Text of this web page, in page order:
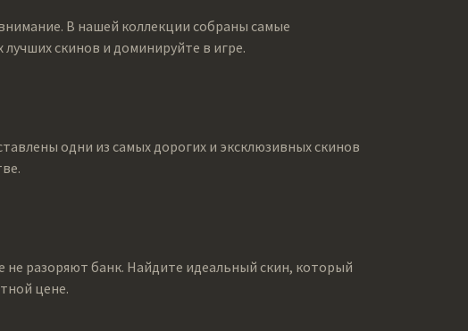
В нашей коллекции собраны самые
скинов и доминируйте в игре.
одни из самых дорогих и эксклюзивных скинов
не разоряют банк. Найдите идеальный скин, который
цене.